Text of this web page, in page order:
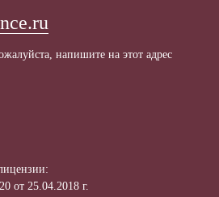
напишите на этот адрес
от 25.04.2018 г.